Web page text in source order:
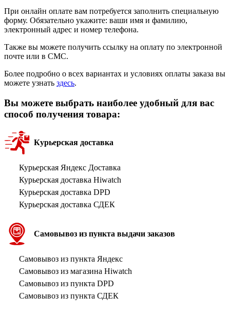
При онлайн оплате вам потребуется заполнить специальную
форму. Обязательно укажите: ваши имя и фамилию,
электронный адрес и номер телефона.
Также вы можете получить ссылку на оплату по электронной
почте или в СМС.
Более подробно о всех вариантах и условиях оплаты заказа вы
можете узнать здесь.
Вы можете выбрать наиболее удобный для вас
способ получения товара:
Курьерская доставка
Курьерская Яндекс Доставка
Курьерская доставка Hiwatch
Курьерская доставка DPD
Курьерская доставка СДЕК
Самовывоз из пункта выдачи заказов
Самовывоз из пункта Яндекс
Самовывоз из магазина Hiwatch
Самовывоз из пункта DPD
Самовывоз из пункта СДЕК